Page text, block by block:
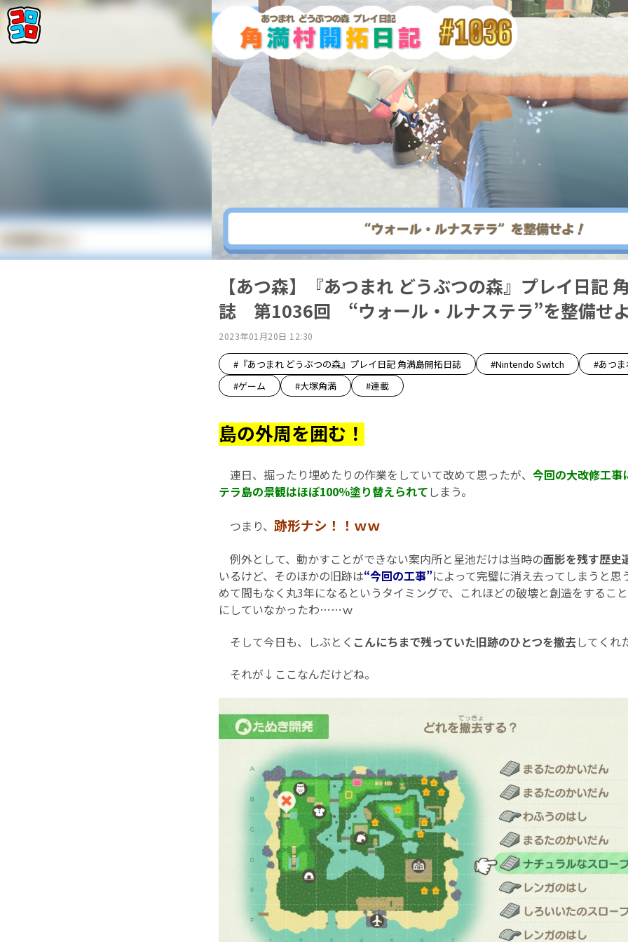
【あつ森】『あつまれ どうぶつの森』プレイ日記
誌 第1036回 “ウォール・ルナステラ”を整備せ
2023年01月20日 12:30
#『あつまれ どうぶつの森』プレイ日記 角満島開拓日誌 #Nintendo Switch
#あつ
#ゲーム
#大塚角満 #連載
島の外周を囲む！
連日、掘ったり埋めたりの作業をしていて改めて思ったが、 今回の大改修工事
テラ島の景観はほぼ100％塗り替えられて しまう。
つまり、 跡形ナシ！！ｗｗ
例外として、動かすことができない案内所と星池だけは当時の面影を残す歴史
いるけど、そのほかの旧跡は“今回の工事”によって完璧に消え去ってしまうと思
めて間もなく丸3年になるというタイミングで、これほどの破壊と創造をするこ
にしていなかったわ……ｗ
そして今日も、しぶとく こんにちまで残っていた旧跡のひとつを撤去してくれ
それが↓ここなんだけどね。